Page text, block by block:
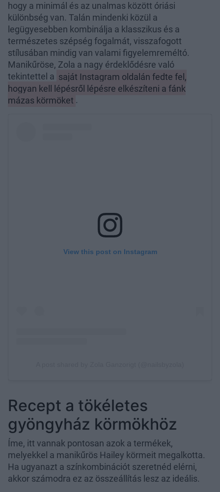
hogy a minimál és az unalmas között óriási
különbség van. Talán mindenki közül a
legügyesebben kombinálja a klasszikus és a
természetes szépség fogalmát, visszafogott
stílusában mindig van valami figyelemreméltó.
Manikűröse, Zola a nagy érdeklődésre való
tekintettel a saját Instagram oldalán fedte fel,
hogyan kell lépésről lépésre elkészíteni a fánk
mázas körmöket .
Recept a tökéletes
gyöngyház körmökhöz
Íme, itt vannak pontosan azok a termékek,
melyekkel a manikűrös Hailey körmeit megalkotta.
Ha ugyanazt a színkombinációt szeretnéd elérni,
akkor számodra ez az összeállítás lesz az ideális.